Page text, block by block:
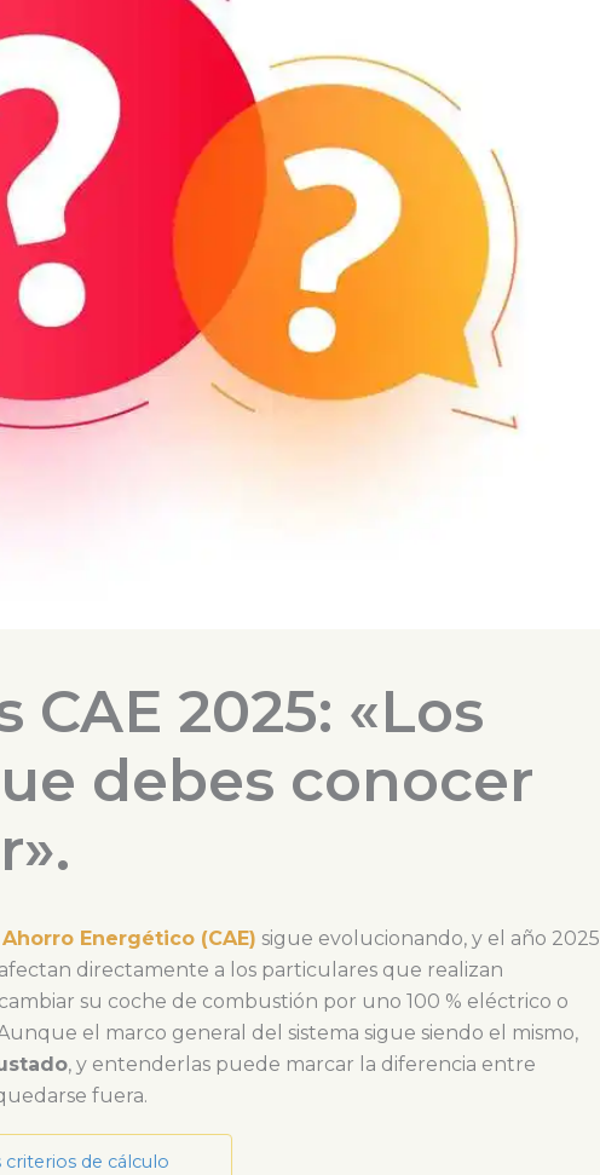
CAE 2025: «Los
debes conocer
Energético (CAE) sigue evolucionando, y el año 2025
directamente a los particulares que realizan
su coche de combustión por uno 100 % eléctrico o
el marco general del sistema sigue siendo el mismo,
, y entenderlas puede marcar la diferencia entre
fuera.
de cálculo